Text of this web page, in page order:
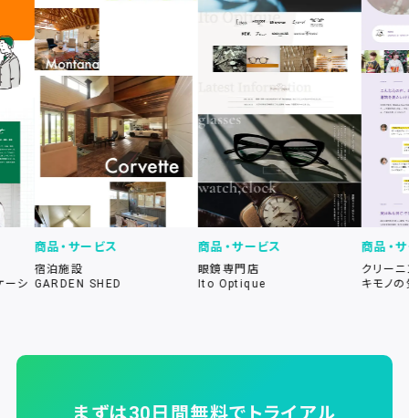
商品・サービス
宿泊施設
GARDEN SHED
商品・サービス
眼鏡専門店
Ito Optique
商品・サービ
クリーニング
キモノの気持
まずは30日間無料でトライアル